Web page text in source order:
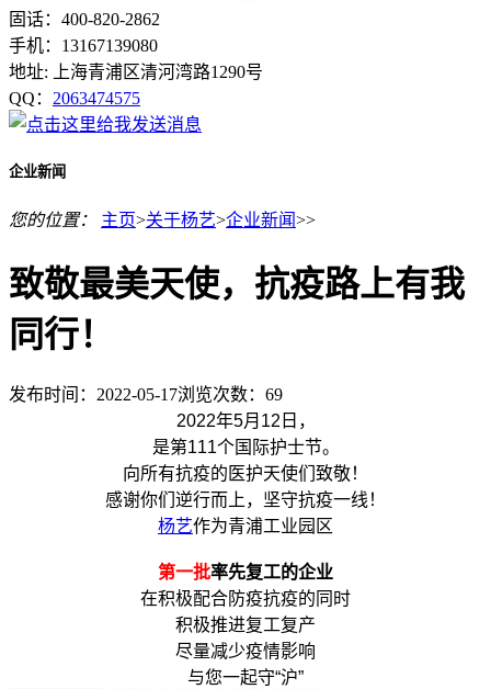
固话：400-820-2862
手机：13167139080
地址: 上海青浦区清河湾路1290号
QQ： 2063474575
企业新闻
您的位置： 主页>关于杨艺>企业新闻>>
致敬最美天使，抗疫路上有我
同行！
发布时间：2022-05-17浏览次数： 69
2022年5月12日，
是第111个国际护士节。
向所有抗疫的医护天使们致敬！
感谢你们逆行而上，坚守抗疫一线！
杨艺作为青浦工业园区
第一批率先复工的企业
在积极配合防疫抗疫的同时
积极推进复工复产
尽量减少疫情影响
与您一起守“沪”